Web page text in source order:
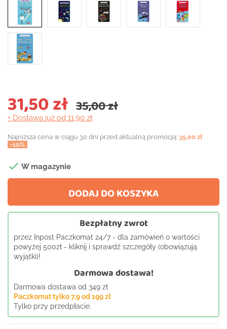
35,00 zł
31,50 zł
+ Dostawa już od 11,90 zł
Najniższa cena w ciągu 30 dni przed aktualną promocją: 35,00 zł
-10%
 W magazynie
DODAJ DO KOSZYKA
Bezpłatny zwrot
przez Inpost Paczkomat 24/7 - dla zamówień o wartości
powyżej 500zł - kliknij i sprawdź szczegóły (obowiązują
wyjątki)!
Darmowa dostawa!
Darmowa dostawa od 349 zł
Paczkomat tylko 7,9 od 199 zł
Tylko przy przedpłacie.